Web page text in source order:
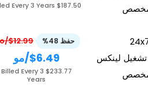
$187.50 Billed Every 3 Years
لينكس
حفظ 48% $12.99/Mo
$6.49/مو
$233.77 Billed Every 3
Years